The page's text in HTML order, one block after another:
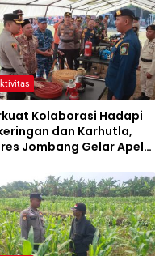
Kolaborasi Hadapi
dan Karhutla,
Jombang Gelar Apel